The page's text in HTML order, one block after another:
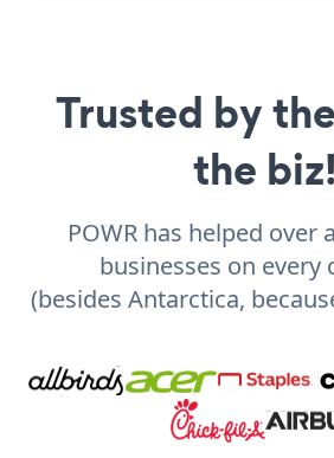
Trusted by
the biz!
POWR has helped over
businesses on every
(besides Antarctica,